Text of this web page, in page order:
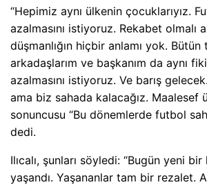
“Hepimiz aynı ülkenin çocuklarıyız.
azalmasını istiyoruz. Rekabet olmalı
düşmanlığın hiçbir anlamı yok.
arkadaşlarım ve başkanım da aynı
azalmasını istiyoruz. Ve barış
ama biz sahada kalacağız. Maalesef
sonuncusu “Bu dönemlerde futbol
dedi.
Ilıcalı, şunları söyledi: “Bugün yeni
yaşandı. Yaşananlar tam bir rezalet.